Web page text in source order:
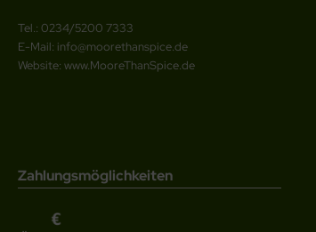
Tel.: 0234/5200 7333
E-Mail: info@moorethanspice.de
Website: www.MooreThanSpice.de
Zahlungsmöglichkeiten